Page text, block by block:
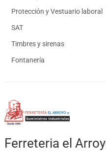
Protección y Vestuario laboral
SAT
Timbres y sirenas
Fontanería
Ferreteria el